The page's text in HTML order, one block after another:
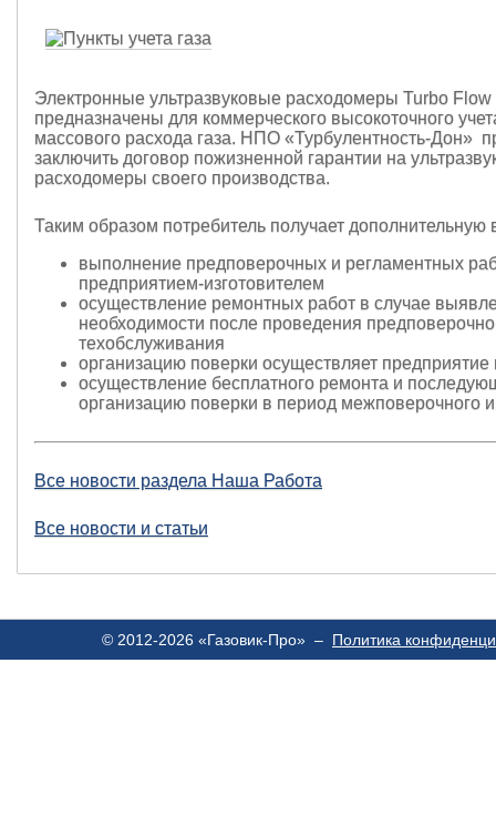
Электронные ультразвуковые расходомеры Turbo Flow
предназначены для коммерческого высокоточного
массового расхода газа. НПО «Турбулентность-Дон»
заключить договор пожизненной гарантии на
расходомеры своего производства.
Таким образом потребитель получает дополнительную
выполнение предповерочных и регламентных
предприятием-изготовителем
осуществление ремонтных работ в случае
необходимости после проведения
техобслуживания
организацию поверки осуществляет предприятие
осуществление бесплатного ремонта и
организацию поверки в период межповерочного
Все новости раздела Наша Работа
Все новости и статьи
© 2012-2026 «Газовик-Про» – Политика